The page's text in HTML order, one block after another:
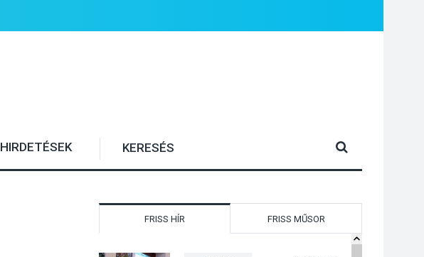
HIRDETÉSEK
FRISS HÍR FRISS MŰSOR